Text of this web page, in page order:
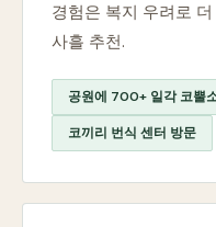
경험은 복지 우려로 더
사흘 추천.
공원에 700+ 일각 코뿔
코끼리 번식 센터 방문